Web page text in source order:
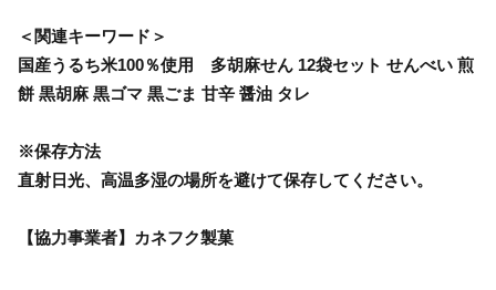
＜関連キーワード＞
国産うるち米100％使用 多胡麻せん 12袋セット せんべい 煎
餅 黒胡麻 黒ゴマ 黒ごま 甘辛 醤油 タレ
※保存方法
直射日光、高温多湿の場所を避けて保存してください。
【協力事業者】カネフク製菓